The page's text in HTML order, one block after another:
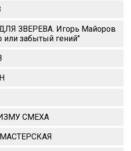
ЗВЕРЕВА. Игорь Майоров
или забытый гений"
СМЕХА